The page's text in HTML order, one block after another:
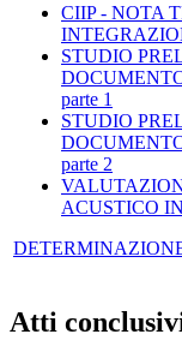
CIIP - NOTA
STUDIO
parte 1
STUDIO
parte 2
ACUSTICO
Atti